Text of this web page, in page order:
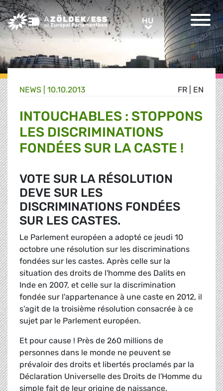
Greens/EFA Home HUHU
FR EN
NEWS | 10.10.2013
INTOUCHABLES : STOPPONS
LES DISCRIMINATIONS
FONDÉES SUR LA CASTE !
VOTE SUR LA RÉSOLUTION
DEVE SUR LES
DISCRIMINATIONS FONDÉES
SUR LES CASTES.
Le Parlement européen a adopté ce jeudi 10
octobre une résolution sur les discriminations
fondées sur les castes. Après celle sur la
situation des droits de l'homme des Dalits en
Inde en 2007, et celle sur la discrimination
fondée sur l'appartenance à une caste en 2012, il
s'agit de la troisième résolution consacrée à ce
sujet par le Parlement européen.
Et pour cause ! Près de 260 millions de
personnes dans le monde ne peuvent se
prévaloir des droits et libertés proclamés par la
Déclaration Universelle des Droits de l'Homme du
simple fait de leur origine de naissance.